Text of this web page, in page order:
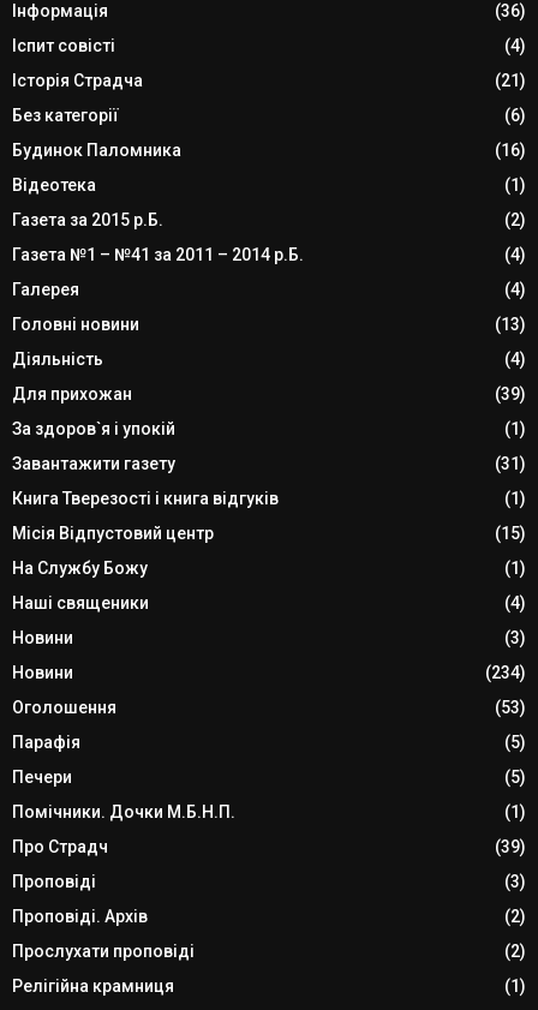
Інформація
(36)
Іспит совісті
(4)
Історія Страдча
(21)
Без категорії
(6)
Будинок Паломника
(16)
Відеотека
(1)
Газета за 2015 р.Б.
(2)
Газета №1 – №41 за 2011 – 2014 р.Б.
(4)
Галерея
(4)
Головні новини
(13)
Діяльність
(4)
Для прихожан
(39)
За здоров`я і упокій
(1)
Завантажити газету
(31)
Книга Тверезості і книга відгуків
(1)
Місія Відпустовий центр
(15)
На Службу Божу
(1)
Наші священики
(4)
Новини
(3)
Новини
(234)
Оголошення
(53)
Парафія
(5)
Печери
(5)
Помічники. Дочки М.Б.Н.П.
(1)
Про Страдч
(39)
Проповіді
(3)
Проповіді. Архів
(2)
Прослухати проповіді
(2)
Релігійна крамниця
(1)